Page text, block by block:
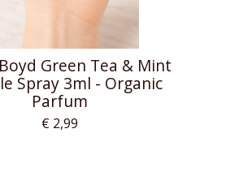
Green Tea & Mint
Spray 3ml - Organic
Parfum
€ 2,99